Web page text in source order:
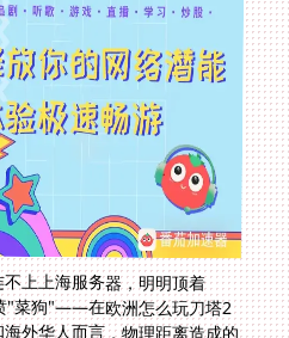
上上海服务器，明明顶着
狗"——在欧洲怎么玩刀塔2
华人而言，物理距离造成的
睁睁看着高地塔被推却卡成
懂。跨越欧亚大陆的数据包
丢包率瞬间飙到15%更是家
源不在手速而在网络时，真
为国服设计的智能加速器。
验的终极密码，从刀塔2实战
通您与故土服务器的最后一